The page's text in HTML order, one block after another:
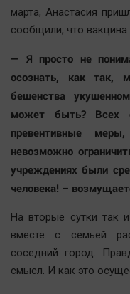
марта, Анастасия
сообщили, что вакцина
— Я просто не
осознать, как так,
бешенства
может быть? Всех
превентивные
невозможно
учреждениях были
человека! –
На вторые сутки так
вместе с семьёй
соседний город.
смысл. И как это